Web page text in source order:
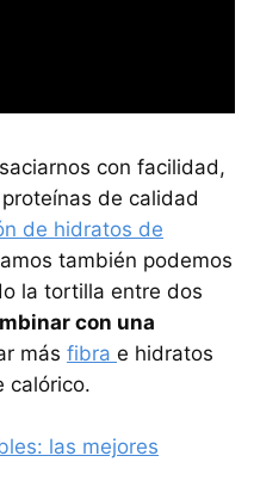
con facilidad,
de calidad
de hidratos de
también podemos
la tortilla entre dos
con una
más fibra e hidratos
calórico.
las mejores